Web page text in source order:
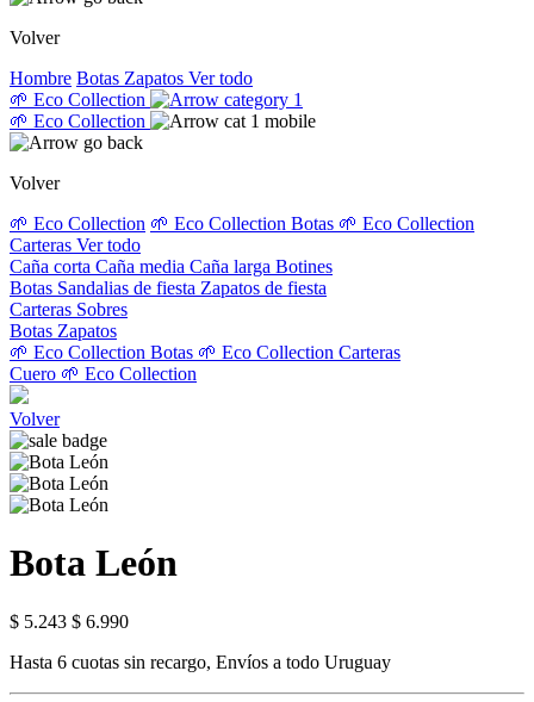
Volver
Hombre Botas Zapatos Ver todo
🌱 Eco Collection
🌱 Eco Collection
Volver
🌱 Eco Collection 🌱 Eco Collection Botas 🌱 Eco Collection
Carteras Ver todo
Caña corta Caña media Caña larga Botines
Botas Sandalias de fiesta Zapatos de fiesta
Carteras Sobres
Botas Zapatos
🌱 Eco Collection Botas 🌱 Eco Collection Carteras
Cuero 🌱 Eco Collection
Volver
Bota León
$ 5.243 $ 6.990
Hasta 6 cuotas sin recargo, Envíos a todo Uruguay